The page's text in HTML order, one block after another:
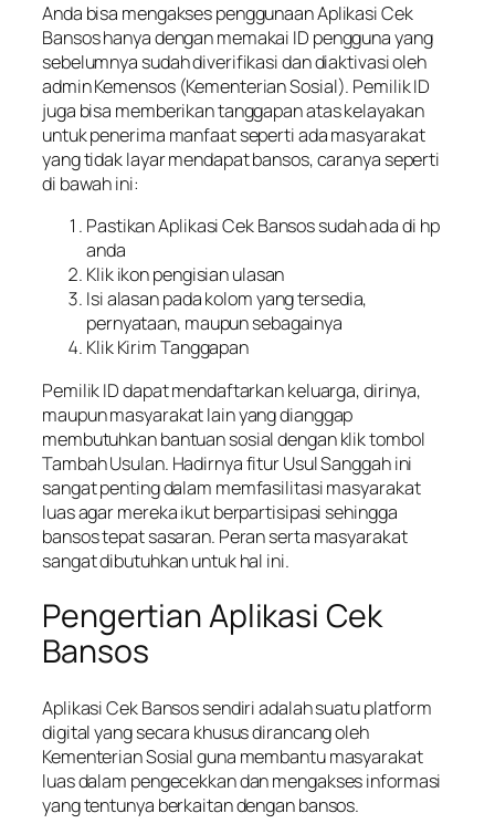
Anda bisa mengakses penggunaan Aplikasi Cek
Bansos hanya dengan memakai ID pengguna yang
sebelumnya sudah diverifikasi dan diaktivasi oleh
admin Kemensos (Kementerian Sosial). Pemilik ID
juga bisa memberikan tanggapan atas kelayakan
untuk penerima manfaat seperti ada masyarakat
yang tidak layar mendapat bansos, caranya seperti
di bawah ini:
Pastikan Aplikasi Cek Bansos sudah ada di hp
anda
Klik ikon pengisian ulasan
Isi alasan pada kolom yang tersedia,
pernyataan, maupun sebagainya
Klik Kirim Tanggapan
Pemilik ID dapat mendaftarkan keluarga, dirinya,
maupun masyarakat lain yang dianggap
membutuhkan bantuan sosial dengan klik tombol
Tambah Usulan. Hadirnya fitur Usul Sanggah ini
sangat penting dalam memfasilitasi masyarakat
luas agar mereka ikut berpartisipasi sehingga
bansos tepat sasaran. Peran serta masyarakat
sangat dibutuhkan untuk hal ini.
Pengertian Aplikasi Cek
Bansos
Aplikasi Cek Bansos sendiri adalah suatu platform
digital yang secara khusus dirancang oleh
Kementerian Sosial guna membantu masyarakat
luas dalam pengecekkan dan mengakses informasi
yang tentunya berkaitan dengan bansos.